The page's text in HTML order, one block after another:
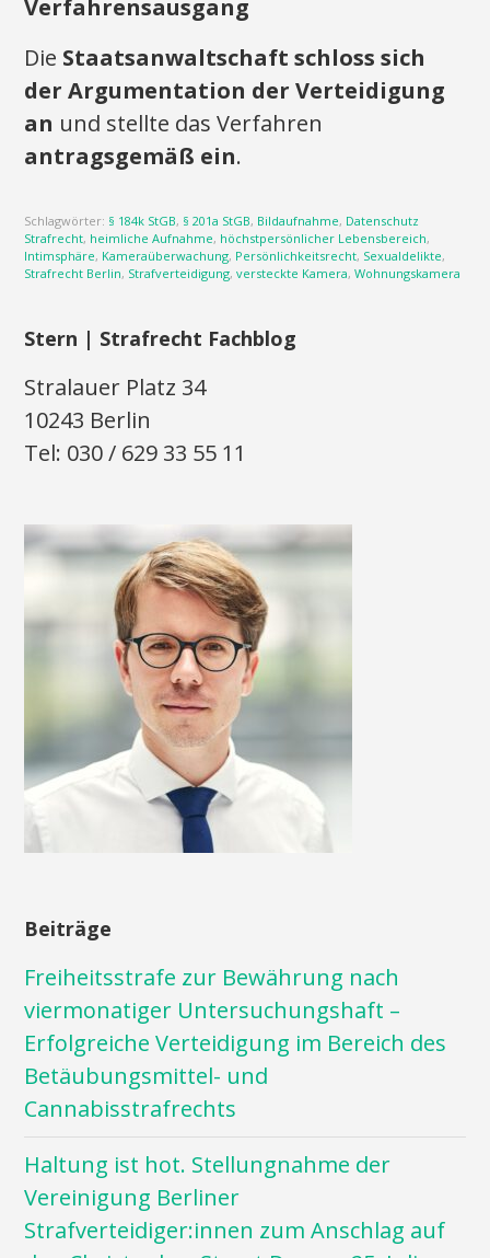
Verfahrensausgang
Die Staatsanwaltschaft schloss sich
der Argumentation der Verteidigung
an und stellte das Verfahren
antragsgemäß ein.
Schlagwörter: § 184k StGB, § 201a StGB, Bildaufnahme, Datenschutz
Strafrecht, heimliche Aufnahme, höchstpersönlicher Lebensbereich,
Intimsphäre, Kameraüberwachung, Persönlichkeitsrecht, Sexualdelikte,
Strafrecht Berlin, Strafverteidigung,versteckte Kamera,Wohnungskamera
Stern | Strafrecht Fachblog
Stralauer Platz 34
10243 Berlin
Tel: 030 / 629 33 55 11
Beiträge
Freiheitsstrafe zur Bewährung nach
viermonatiger Untersuchungshaft –
Erfolgreiche Verteidigung im Bereich des
Betäubungsmittel- und
Cannabisstrafrechts
Haltung ist hot. Stellungnahme der
Vereinigung Berliner
Strafverteidiger:innen zum Anschlag auf